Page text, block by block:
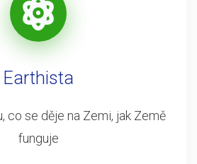
Earthista
co se děje na Zemi, jak Země
funguje